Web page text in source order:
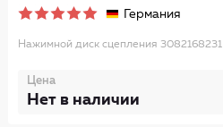
Германия
Нажимной диск сцепления 3082168231
Цена
Нет в наличии